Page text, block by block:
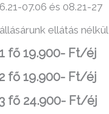
07.06 és 08.21-27
ellátás nélkül
1 fő 19.900- Ft/éj
2 fő 19.900- Ft/éj
3 fő 24.900- Ft/éj